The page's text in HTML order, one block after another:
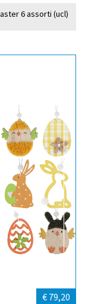
6 assorti (ucl)
€ 79,20